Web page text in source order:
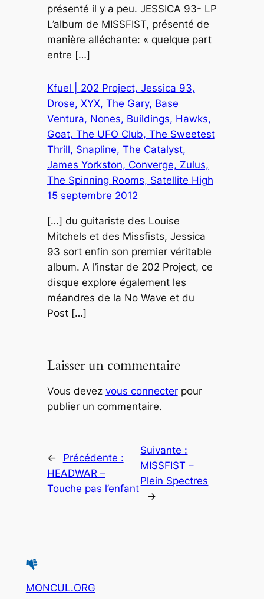
présenté il y a peu. JESSICA 93- LP
L’album de MISSFIST, présenté de
manière alléchante: « quelque part
entre […]
Kfuel | 202 Project, Jessica 93,
Drose, XYX, The Gary, Base
Ventura, Nones, Buildings, Hawks,
Goat, The UFO Club, The Sweetest
Thrill, Snapline, The Catalyst,
James Yorkston, Converge, Zulus,
The Spinning Rooms, Satellite High
15 septembre 2012
[…] du guitariste des Louise
Mitchels et des Missfists, Jessica
93 sort enfin son premier véritable
album. A l’instar de 202 Project, ce
disque explore également les
méandres de la No Wave et du
Post […]
Laisser un commentaire
Vous devez vous connecterpour
publier un commentaire.
←
Précédente :
HEADWAR –
Touche pas l’enfant
Suivante :
MISSFIST –
Plein Spectres
→
MONCUL.ORG